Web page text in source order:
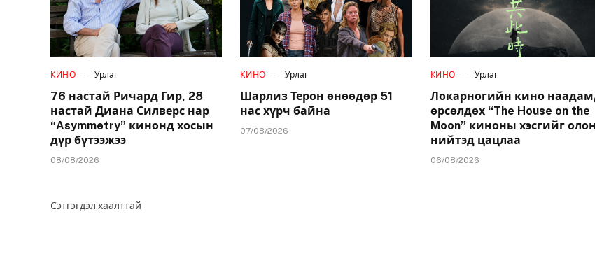
КИНО Урлаг
76 настай Ричард Гир, 28
настай Диана Силверс нар
“Asymmetry” кинонд хосын
дүр бүтээжээ
08/08/2026
КИНО Урлаг
Шарлиз Терон өнөөдөр 51
нас хүрч байна
07/08/2026
КИНО Урлаг
Локарногийн кино
өрсөлдөх “The House on the
Moon” киноны хэсгийг олон
нийтэд цацлаа
06/08/2026
Сэтгэгдэл хаалттай